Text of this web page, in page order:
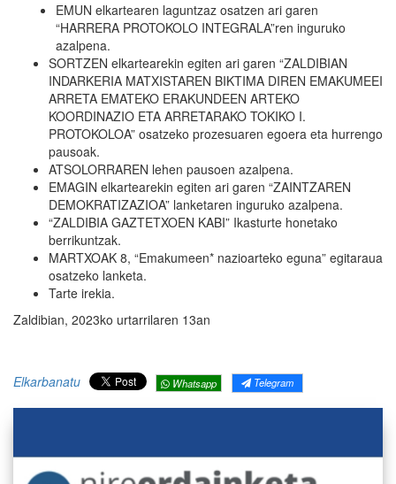
EMUN elkartearen laguntzaz osatzen ari garen
“HARRERA PROTOKOLO INTEGRALA”ren inguruko
azalpena.
SORTZEN elkartearekin egiten ari garen “ZALDIBIAN
INDARKERIA MATXISTAREN BIKTIMA DIREN EMAKUMEEI
ARRETA EMATEKO ERAKUNDEEN ARTEKO
KOORDINAZIO ETA ARRETARAKO TOKIKO I.
PROTOKOLOA” osatzeko prozesuaren egoera eta hurrengo
pausoak.
ATSOLORRAREN lehen pausoen azalpena.
EMAGIN elkartearekin egiten ari garen “ZAINTZAREN
DEMOKRATIZAZIOA” lanketaren inguruko azalpena.
“ZALDIBIA GAZTETXOEN KABI” Ikasturte honetako
berrikuntzak.
MARTXOAK 8, “Emakumeen* nazioarteko eguna” egitaraua
osatzeko lanketa.
Tarte irekia.
Zaldibian, 2023ko urtarrilaren 13an
Elkarbanatu Whatsapp Telegram